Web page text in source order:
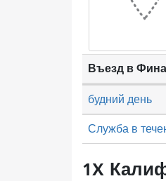
Въезд в
будний день
Служба в
1X